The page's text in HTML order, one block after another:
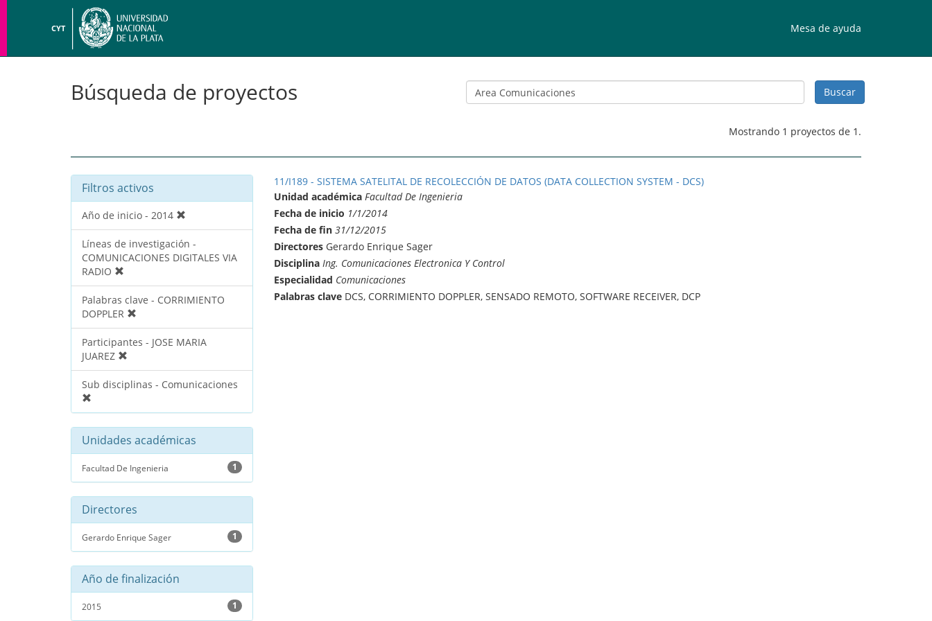
CYT Mesa de ayuda
Búsqueda de proyectos
Mostrando 1 proyectos de 1.
Filtros activos
Año de inicio - 2014
Líneas de investigación -
COMUNICACIONES DIGITALES VIA
RADIO
Palabras clave - CORRIMIENTO
DOPPLER
Participantes - JOSE MARIA
JUAREZ
Sub disciplinas - Comunicaciones
Unidades académicas
Facultad De Ingenieria 1
Directores
Gerardo Enrique Sager 1
Año de finalización
2015 1
11/I189 - SISTEMA SATELITAL DE RECOLECCIÓN DE DATOS (DATA COLLECTION SYSTEM - DCS)
Unidad académica Facultad De Ingenieria
Fecha de inicio 1/1/2014
Fecha de fin 31/12/2015
DirectoresGerardo Enrique Sager
Disciplina Ing. Comunicaciones Electronica Y Control
Especialidad Comunicaciones
Palabras claveDCS, CORRIMIENTO DOPPLER, SENSADO REMOTO, SOFTWARE RECEIVER, DCP